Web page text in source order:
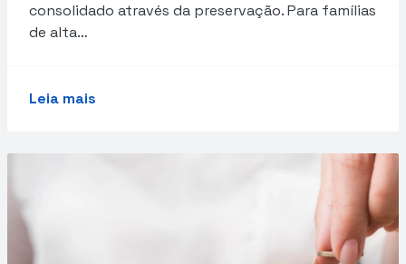
consolidado através da preservação. Para famílias
de alta…
Leia mais